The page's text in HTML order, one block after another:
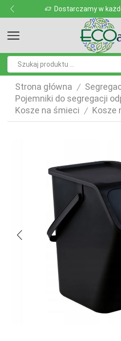
Dostarczamy w
Strona główna /
Pojemniki do segregacji
Kosze na śmieci / Kosze